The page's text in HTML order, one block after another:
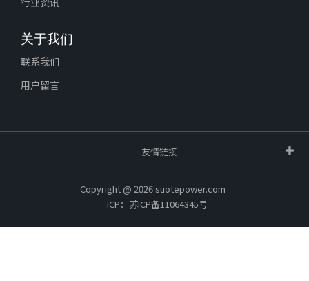
关于我们
联系我们
用户留言
友情链接
Copyright @ 2026 suotepower.com
ICP：苏ICP备11064345号